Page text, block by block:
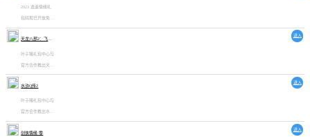
回长安闯荡新区的
2023 逍遥情缘礼
包码现已开放免费
领取入口，内含重
生丹、宠物装备、
叶子猪礼包中心与
官方合作推出天龙
八部2：飞龙战天
叶子猪独家定制礼
包，可供广大玩家
免费领取激活使
飞龙战天礼包怎么
进入
水浒Q传2
叶子猪礼包中心与
官方合作推出水浒
Q传2叶子猪独家
定制礼包，可供广
进入
剑侠情缘·零
进入